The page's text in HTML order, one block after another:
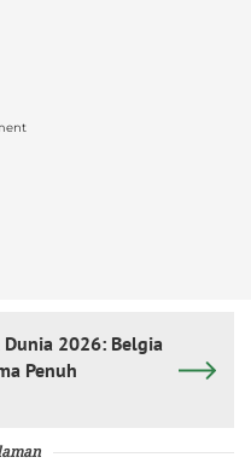
Dunia 2026: Belgia
Penuh